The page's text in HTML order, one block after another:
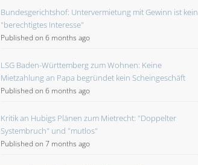
Bundesgerichtshof: Untervermietung mit Gewinn ist kein
"berechtigtes Interesse"
Published on 6 months ago
LSG Baden-Württemberg zum Wohnen: Keine
Mietzahlung an Papa begründet kein Scheingeschäft
Published on 6 months ago
Kritik an Hubigs Plänen zum Mietrecht: "Doppelter
Systembruch" und "mutlos"
Published on 7 months ago